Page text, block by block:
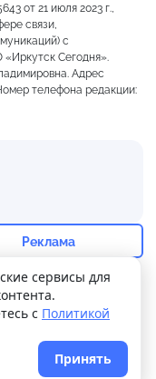
+15
94%
от 21 июля 2023 г.,
связи,
с
Сегодня».
Адрес
телефона редакции:
Прислать новость
Реклама
сайтаWPSUPPORT
сервисы для
с Политикой
Принять